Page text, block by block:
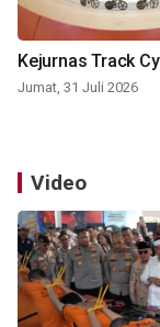
Kejurnas Track
Jumat, 31 Juli 2026
Video